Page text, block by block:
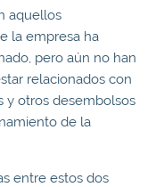
aquellos
la empresa ha
pero aún no han
relacionados con
y otros desembolsos
de la
entre estos dos